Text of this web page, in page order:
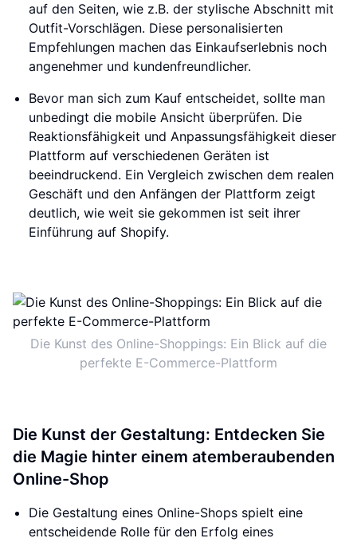
auf den Seiten, wie z.B. der stylische Abschnitt mit
Outfit-Vorschlägen. Diese personalisierten
Empfehlungen machen das Einkaufserlebnis noch
angenehmer und kundenfreundlicher.
Bevor man sich zum Kauf entscheidet, sollte man
unbedingt die mobile Ansicht überprüfen. Die
Reaktionsfähigkeit und Anpassungsfähigkeit dieser
Plattform auf verschiedenen Geräten ist
beeindruckend. Ein Vergleich zwischen dem realen
Geschäft und den Anfängen der Plattform zeigt
deutlich, wie weit sie gekommen ist seit ihrer
Einführung auf Shopify.
Die Kunst des Online-Shoppings: Ein Blick auf die
perfekte E-Commerce-Plattform
Die Kunst der Gestaltung: Entdecken Sie
die Magie hinter einem atemberaubenden
Online-Shop
Die Gestaltung eines Online-Shops spielt eine
entscheidende Rolle für den Erfolg eines